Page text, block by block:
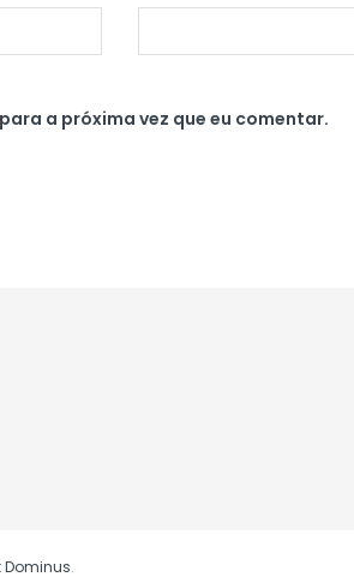
a próxima vez que eu comentar.
Dominus.